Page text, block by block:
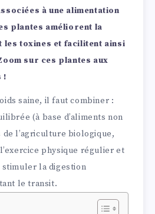
à une alimentation
plantes améliorent la
les toxines et facilitent ainsi
sur ces plantes aux
!
saine, il faut combiner :
(à base d’aliments non
l’agriculture biologique,
physique régulier et
la digestion
le transit.